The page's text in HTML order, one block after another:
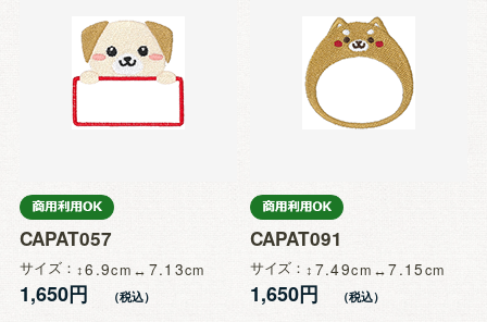
CAPAT057
サイズ 6.9 7.13
1,650円
CAPAT091
サイズ 7.49 7.15
1,650円